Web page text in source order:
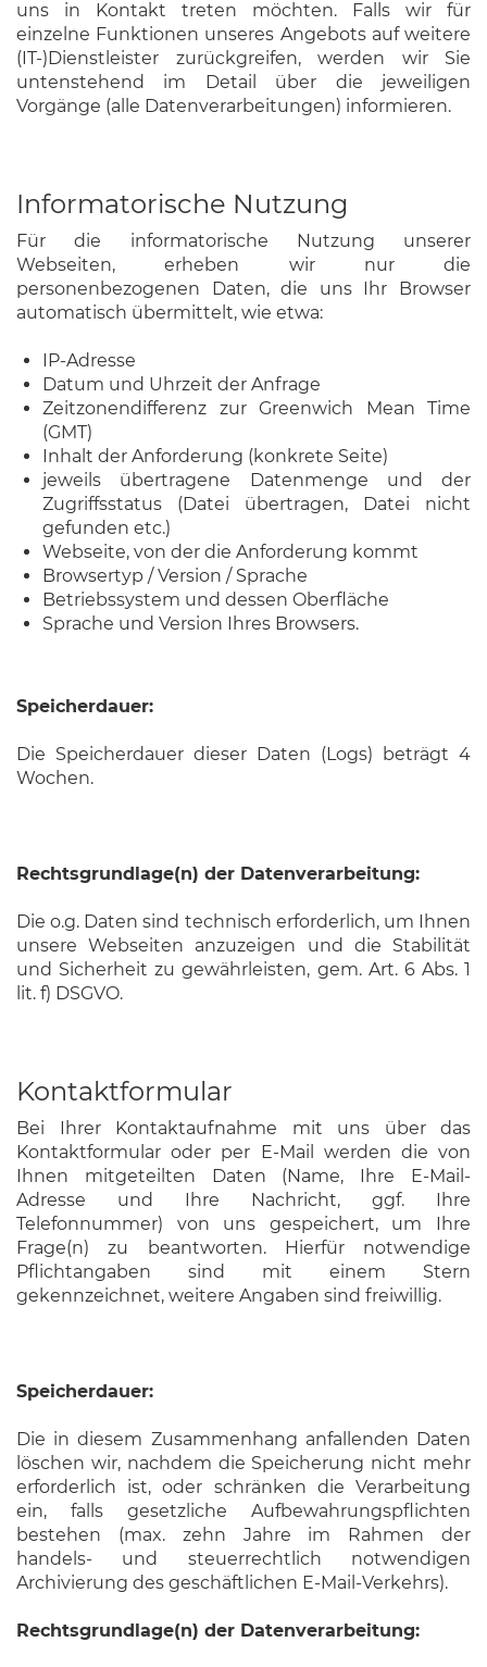
uns in Kontakt treten möchten. Falls wir für
einzelne Funktionen unseres Angebots auf weitere
(IT-)Dienstleister zurückgreifen, werden wir Sie
untenstehend im Detail über die jeweiligen
Vorgänge (alle Datenverarbeitungen) informieren.
Informatorische Nutzung
Für die informatorische Nutzung unserer
Webseiten, erheben wir nur die
personenbezogenen Daten, die uns Ihr Browser
automatisch übermittelt, wie etwa:
IP-Adresse
Datum und Uhrzeit der Anfrage
Zeitzonendifferenz zur Greenwich Mean Time
(GMT)
Inhalt der Anforderung (konkrete Seite)
jeweils übertragene Datenmenge und der
Zugriffsstatus (Datei übertragen, Datei nicht
gefunden etc.)
Webseite, von der die Anforderung kommt
Browsertyp / Version / Sprache
Betriebssystem und dessen Oberfläche
Sprache und Version Ihres Browsers.
Speicherdauer:
Die Speicherdauer dieser Daten (Logs) beträgt 4
Wochen.
Rechtsgrundlage(n) der Datenverarbeitung:
Die o.g. Daten sind technisch erforderlich, um Ihnen
unsere Webseiten anzuzeigen und die Stabilität
und Sicherheit zu gewährleisten, gem. Art. 6 Abs. 1
lit. f) DSGVO.
Kontaktformular
Bei Ihrer Kontaktaufnahme mit uns über das
Kontaktformular oder per E-Mail werden die von
Ihnen mitgeteilten Daten (Name, Ihre E-Mail-
Adresse und Ihre Nachricht, ggf. Ihre
Telefonnummer) von uns gespeichert, um Ihre
Frage(n) zu beantworten. Hierfür notwendige
Pflichtangaben sind mit einem Stern
gekennzeichnet, weitere Angaben sind freiwillig.
Speicherdauer:
Die in diesem Zusammenhang anfallenden Daten
löschen wir, nachdem die Speicherung nicht mehr
erforderlich ist, oder schränken die Verarbeitung
ein, falls gesetzliche Aufbewahrungspflichten
bestehen (max. zehn Jahre im Rahmen der
handels- und steuerrechtlich notwendigen
Archivierung des geschäftlichen E-Mail-Verkehrs).
Rechtsgrundlage(n) der Datenverarbeitung: